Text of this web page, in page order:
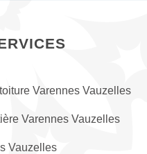
Varennes Vauzelles
Varennes Vauzelles
Vauzelles